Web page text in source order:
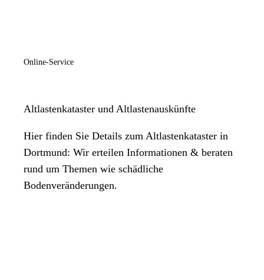
Online-Service
Altlastenkataster und Altlastenauskünfte
Hier finden Sie Details zum Altlastenkataster in
Dortmund: Wir erteilen Informationen & beraten
rund um Themen wie schädliche
Bodenveränderungen.